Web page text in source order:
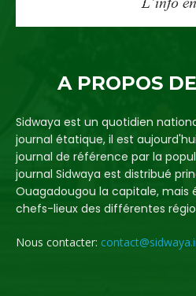
A PROPOS
Sidwaya est un quotidien
journal étatique, il est
journal de référence par la
journal Sidwaya est distribué
Ouagadougou la capitale, mais
chefs-lieux des différentes
Nous contacter: